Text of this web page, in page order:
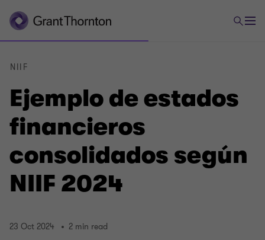
Ejemplo de estados
financieros
consolidados según
NIIF 2024
NIIF
23 Oct 2024 2 min read